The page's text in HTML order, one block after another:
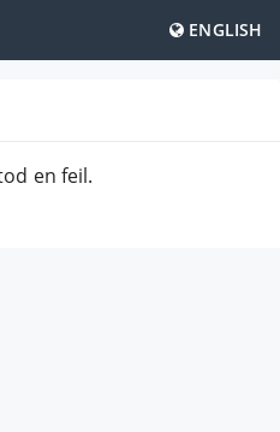
ENGLISH
en feil.